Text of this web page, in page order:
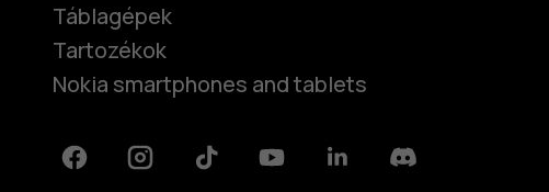
Táblagépek
Tartozékok
Nokia smartphones and tablets
FacebookInstagramTiktok YoutubeLinkedinDiscord